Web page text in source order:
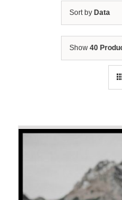
Sort by Data
Show 40